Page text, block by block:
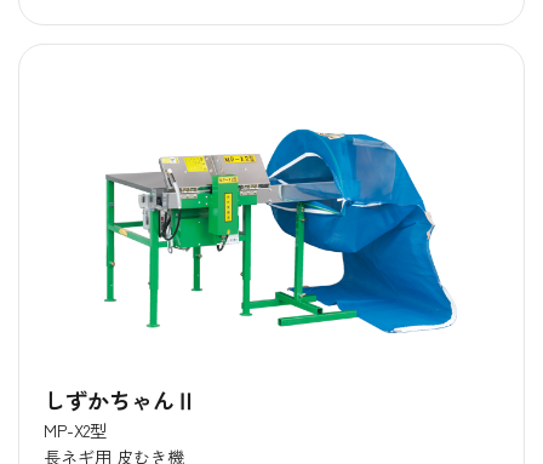
しずかちゃんⅡ
MP-X2型
長ネギ用 皮むき機